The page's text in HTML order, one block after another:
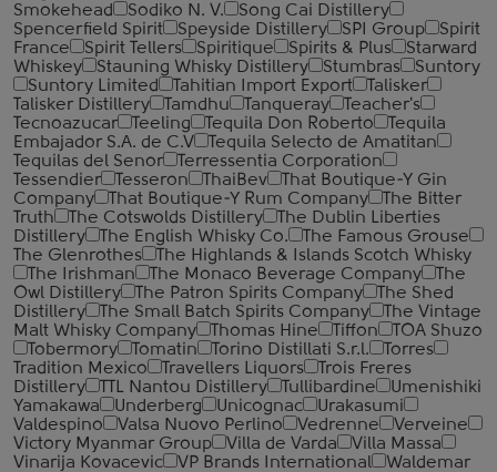
Smokehead
Sodiko N. V.
Song Cai Distillery
Spencerfield Spirit
Speyside Distillery SPI Group
Spirit
France
Spirit Tellers Spiritique Spirits & Plus
Starward
Whiskey
Stauning Whisky Distillery Stumbras
Suntory
Suntory Limited
Tahitian Import Export
Talisker
Talisker Distillery
Tamdhu Tanqueray
Teacher's
Tecnoazucar
Teeling Tequila Don Roberto
Tequila
Embajador S.A. de C.V
Tequila Selecto de Amatitan
Tequilas del Senor
Terressentia Corporation
Tessendier
Tesseron ThaiBev
That Boutique-Y Gin
Company
That Boutique-Y Rum Company
The Bitter
Truth
The Cotswolds Distillery
The Dublin Liberties
Distillery
The English Whisky Co.
The Famous Grouse
The Glenrothes
The Highlands & Islands Scotch Whisky
The Irishman
The Monaco Beverage Company
The
Owl Distillery
The Patron Spirits Company
The Shed
Distillery
The Small Batch Spirits Company
The Vintage
Malt Whisky Company
Thomas Hine Tiffon
TOA Shuzo
Tobermory
Tomatin Torino Distillati S.r.l.
Torres
Tradition Mexico
Travellers Liquors
Trois Freres
Distillery
TTL Nantou Distillery Tullibardine
Umenishiki
Yamakawa
Underberg Unicognac
Urakasumi
Valdespino
Valsa Nuovo Perlino Vedrenne
Verveine
Victory Myanmar Group
Villa de Varda
Villa Massa
Vinarija Kovacevic
VP Brands International
Waldemar